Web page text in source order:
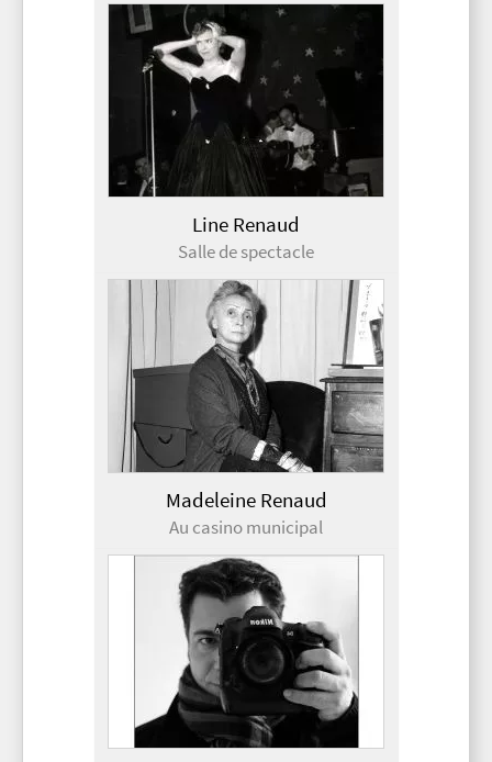
Line Renaud
Salle de spectacle
Madeleine Renaud
Au casino municipal